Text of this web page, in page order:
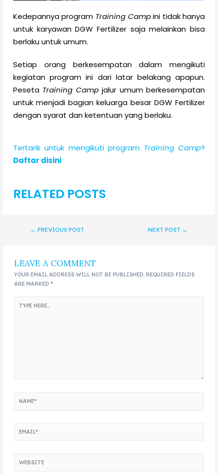
Kedepannya program Training Campini tidak hanya
untuk karyawan DGW Fertilizer saja melainkan bisa
berlaku untuk umum.
Setiap orang berkesempatan dalam mengikuti
kegiatan program ini dari latar belakang apapun.
Peseta Training Campjalur umum berkesempatan
untuk menjadi bagian keluarga besar DGW Fertilizer
dengan syarat dan ketentuan yang berlaku.
Tertarik untuk mengikuti program Training Camp?
Daftar disini
RELATED POSTS
← PREVIOUS POST NEXT POST →
LEAVE A COMMENT
YOUR EMAIL ADDRESS WILL NOT BE PUBLISHED. REQUIRED FIELDS
ARE MARKED*